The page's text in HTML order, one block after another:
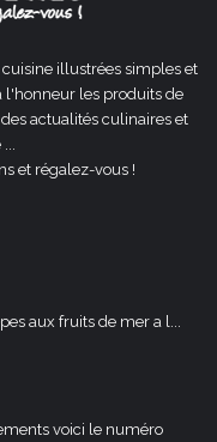
illustrées simples et
l'honneur les produits de
actualités culinaires et
et régalez-vous !
aux fruits de mer a l...
voici le numéro